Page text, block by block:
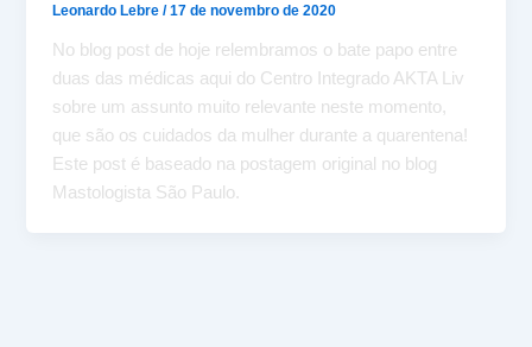
Leonardo Lebre/17 de novembro de 2020
No blog post de hoje relembramos o bate papo entre
duas das médicas aqui do Centro Integrado AKTA Liv
sobre um assunto muito relevante neste momento,
que são os cuidados da mulher durante a quarentena!
Este post é baseado na postagem original no blog
Mastologista São Paulo.